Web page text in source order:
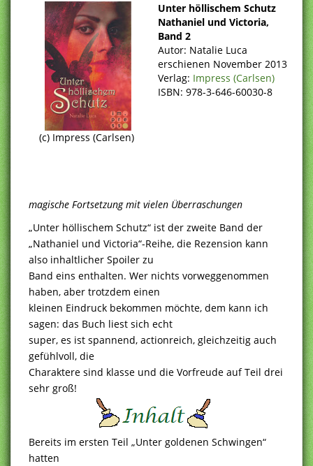
(c) Impress (Carlsen)
Unter höllischem Schutz
Nathaniel und Victoria,
Band 2
Autor: Natalie Luca
erschienen November 2013
Verlag: Impress (Carlsen)
ISBN: 978-3-646-60030-8
magische Fortsetzung mit vielen Überraschungen
„Unter höllischem Schutz“ ist der zweite Band der
„Nathaniel und Victoria“-Reihe, die Rezension kann
also inhaltlicher Spoiler zu
Band eins enthalten. Wer nichts vorweggenommen
haben, aber trotzdem einen
kleinen Eindruck bekommen möchte, dem kann ich
sagen: das Buch liest sich echt
super, es ist spannend, actionreich, gleichzeitig auch
gefühlvoll, die
Charaktere sind klasse und die Vorfreude auf Teil drei
sehr groß!
Bereits im ersten Teil „Unter goldenen Schwingen“
hatten